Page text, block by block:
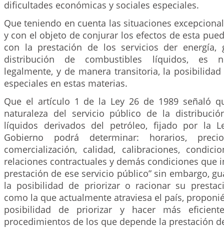
dificultades económicas y sociales especiales.
Que teniendo en cuenta las situaciones
y con el objeto de conjurar los efectos de esta
con la prestación de los servicios der energía,
distribución de combustibles líquidos, es
legalmente, y de manera transitoria, la
especiales en estas materias.
Que el artículo 1 de la Ley 26 de 1989 señaló
naturaleza del servicio público de la
líquidos derivados del petróleo, fijado por la
Gobierno podrá determinar: horarios,
comercialización, calidad, calibraciones,
relaciones contractuales y demás condiciones que
prestación de ese servicio público” sin embargo,
la posibilidad de priorizar o racionar su
como la que actualmente atraviesa el país,
posibilidad de priorizar y hacer más
procedimientos de los que depende la prestación